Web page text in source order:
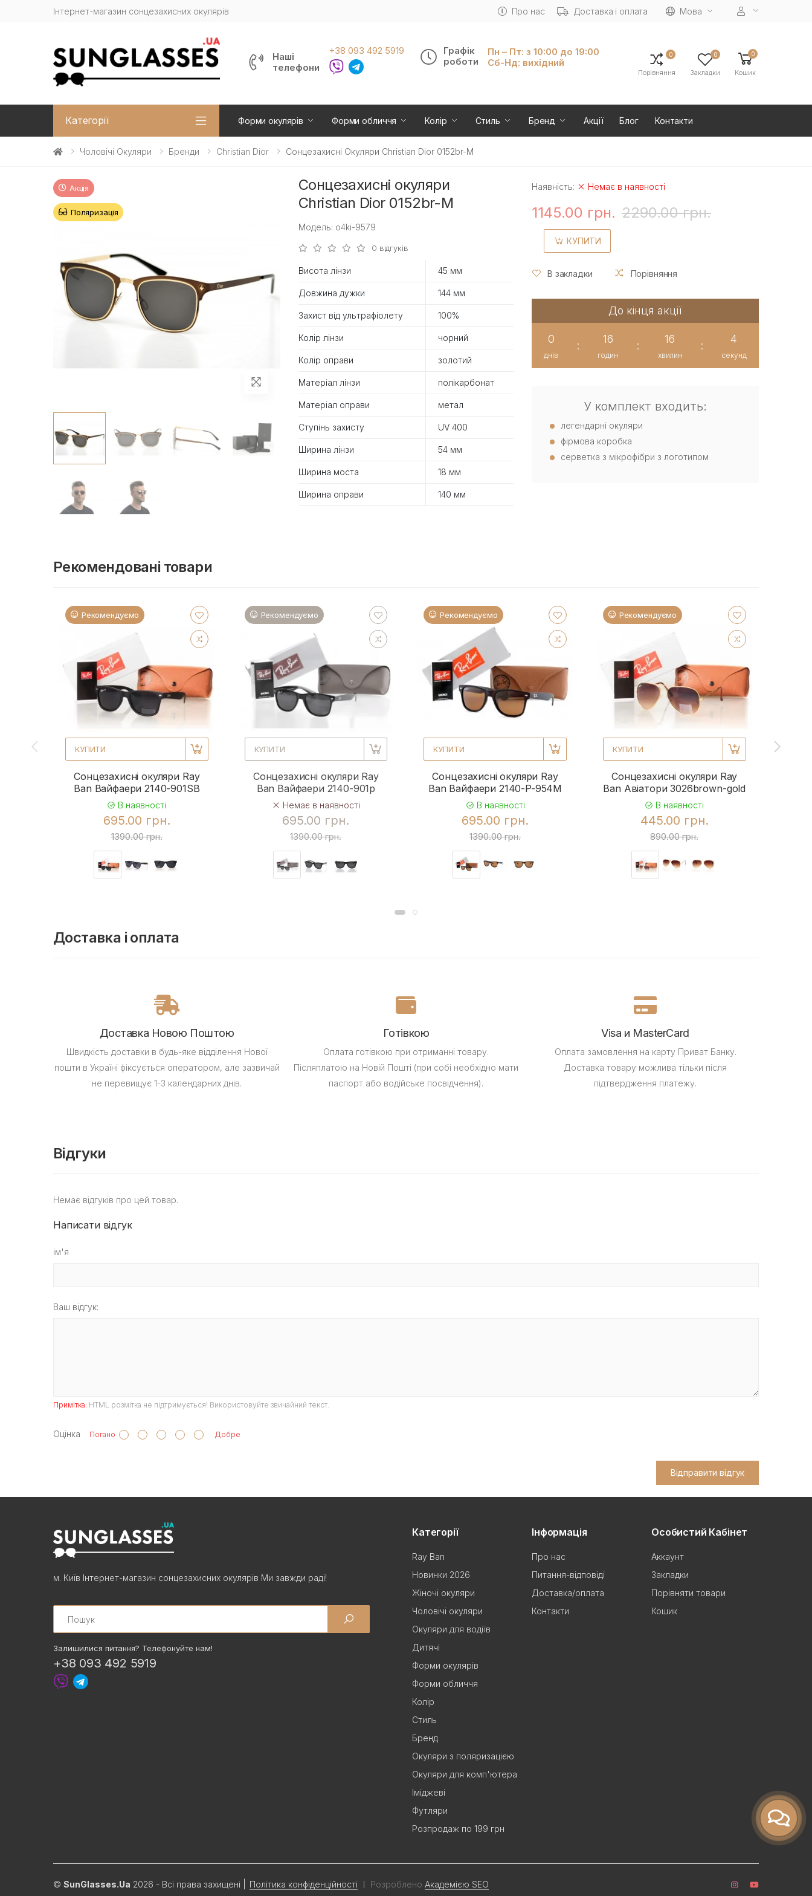
Інтернет-магазин сонцезахисних окулярів Про нас Доставка і оплата Мова
Наші
телефони
+38 093 492 5919
Графік
роботи
Пн – Пт: з 10:00 до 19:00
Сб-Нд: вихідний
0
Порівняння
0
Закладки
0
Кошик
Категорії Форми окулярів Форми обличчя Колір Стиль Бренд Акції Блог Контакти
Чоловічі Окуляри Бренди Christian Dior Сонцезахисні Окуляри Christian Dior 0152br-M
Акція
Поляризація
Сонцезахисні окуляри
Christian Dior 0152br-M
Модель: o4ki-9579
0 відгуків
Висота лінзи 45 мм
Довжина дужки 144 мм
Захист від ультрафіолету 100%
Колір лінзи чорний
Колір оправи золотий
Матеріал лінзи полікарбонат
Матеріал оправи метал
Ступінь захисту UV 400
Ширина лінзи 54 мм
Ширина моста 18 мм
Ширина оправи 140 мм
Наявність: Немає в наявності
1145.00 грн. 2290.00 грн.
КУПИТИ
В закладки Порівняння
До кінця акції
0
днів
:
16
годин
:
16
хвилин
:
3
секунд
У комплект входить:
легендарні окуляри
фірмова коробка
серветка з мікрофібри з логотипом
Рекомендовані товари
Рекомендуємо
КУПИТИ
Сонцезахисні окуляри Ray
Ban Вайфаери 2140-901SB
В наявності
695.00 грн.
1390.00 грн.
Рекомендуємо
КУПИТИ
Сонцезахисні окуляри Ray
Ban Вайфаери 2140-901p
Немає в наявності
695.00 грн.
1390.00 грн.
Рекомендуємо
КУПИТИ
Сонцезахисні окуляри Ray
Ban Вайфаери 2140-P-954M
В наявності
695.00 грн.
1390.00 грн.
Рекомендуємо
КУПИТИ
Сонцезахисні окуляри Ray
Ban Авіатори 3026brown-gold
В наявності
445.00 грн.
890.00 грн.
Доставка і оплата
Доставка Новою Поштою
Швидкість доставки в будь-яке відділення Нової
пошти в Україні фіксується оператором, але зазвичай
не перевищує 1-3 календарних днів.
Готівкою
Оплата готівкою при отриманні товару.
Післяплатою на Новій Пошті (при собі необхідно мати
паспорт або водійське посвідчення).
Visa и MasterCard
Оплата замовлення на карту Приват Банку.
Доставка товару можлива тільки після
підтвердження платежу.
Відгуки
Немає відгуків про цей товар.
Написати відгук
ім'я
Ваш відгук:
Примітка: HTML розмітка не підтримується! Використовуйте звичайний текст.
Оцінка Погано Добре
Відправити відгук
м. Київ Інтернет-магазин сонцезахисних окулярів Ми завжди раді!
Search
Залишилися питання? Телефонуйте нам!
+38 093 492 5919
Категорії
Ray Ban
Новинки 2026
Жіночі окуляри
Чоловічі окуляри
Окуляри для водіїв
Дитячі
Форми окулярів
Форми обличчя
Колір
Стиль
Бренд
Окуляри з поляризацією
Окуляри для комп'ютера
Іміджеві
Футляри
Розпродаж по 199 грн
Інформація
Про нас
Питання-відповіді
Доставка/оплата
Контакти
Особистий Кабінет
Аккаунт
Закладки
Порівняти товари
Кошик
© SunGlasses.Ua 2026 - Всі права захищені Політика конфіденційності Розроблено Академією SEO